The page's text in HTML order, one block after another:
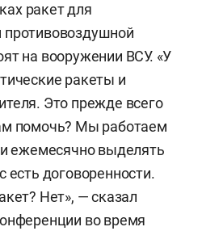
ракет для
противовоздушной
на вооружении ВСУ. «У
ракеты и
Это прежде всего
помочь? Мы работаем
ежемесячно выделять
договоренности.
Нет», — сказал
во время